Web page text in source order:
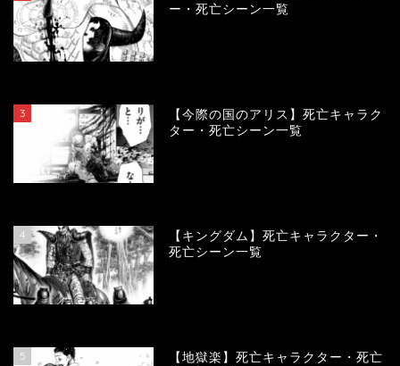
ー・死亡シーン一覧
3
【今際の国のアリス】死亡キャラク
ター・死亡シーン一覧
4
【キングダム】死亡キャラクター・
死亡シーン一覧
5
【地獄楽】死亡キャラクター・死亡